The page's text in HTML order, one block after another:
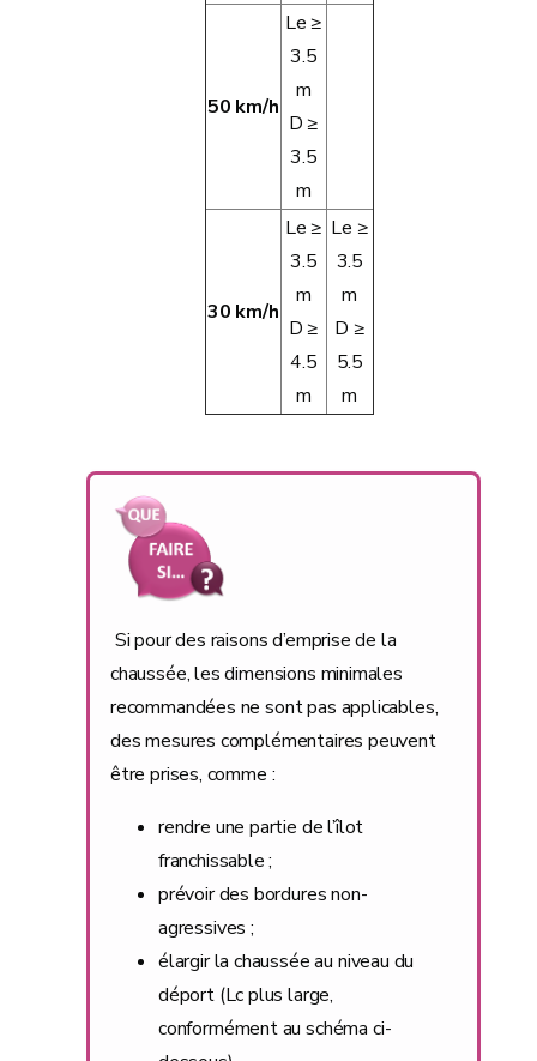
50 km/h
Le ≥
3.5
m
D ≥
3.5
m
30 km/h
Le ≥
3.5
m
D ≥
4.5
m
Le ≥
3.5
m
D ≥
5.5
m
Si pour des raisons d’emprise de la
chaussée, les dimensions minimales
recommandées ne sont pas applicables,
des mesures complémentaires peuvent
être prises, comme :
rendre une partie de l’îlot
franchissable ;
prévoir des bordures non-
agressives ;
élargir la chaussée au niveau du
déport (Lc plus large,
conformément au schéma ci-